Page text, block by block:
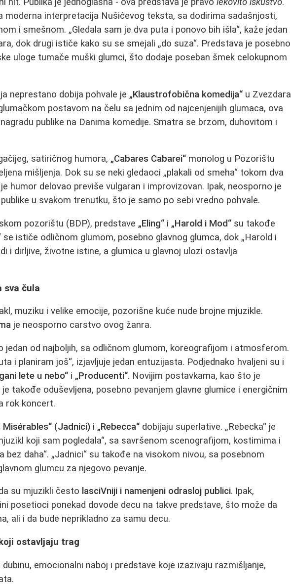
moderna interpretacija Nušićevog teksta, sa dodirima sadašnjosti,
i smešnom. „Gledala sam je dva puta i ponovo bih išla“, kaže jedan
dok drugi ističe kako su se smejali „do suza“. Predstava je posebno
uloge tumače muški glumci, što dodaje poseban šmek celokupnom
neprestano dobija pohvale je „Klaustrofobična komedija“ u Zvezdara
postavom na čelu sa jednim od najcenjenijih glumaca, ova
publike na Danima komedije. Smatra se brzom, duhovitom i
satiričnog humora, „Cabares Cabarei“ monolog u Pozorištu
mišljenja. Dok su se neki gledaoci „plakali od smeha“ tokom dva
humor delovao previše vulgaran i improvizovan. Ipak, neosporno je
u svakom trenutku, što je samo po sebi vredno pohvale.
pozorištu (BDP), predstave „Eling“ i „Harold i Mod“ su takođe
se ističe odličnom glumom, posebno glavnog glumca, dok „Harold i
i dirljive, životne istine, a glumica u glavnoj ulozi ostavlja
sva čula
muziku i velike emocije, pozorišne kuće nude brojne mjuzikle.
je neosporno carstvo ovog žanra.
jedan od najboljih, sa odličnom glumom, koreografijom i atmosferom.
i planiram još“, izjavljuje jedan entuzijasta. Podjednako hvaljeni su i
lete u nebo“ i „Producenti“. Novijim postavkama, kao što je
je takođe oduševljena, posebno pevanjem glavne glumice i energičnim
rok koncert.
Misérables“ (Jadnici) i „Rebecca“ dobijaju superlative. „Rebecka“ je
koji sam pogledala“, sa savršenom scenografijom, kostimima i
bez daha“. „Jadnici“ su takođe na visokom nivou, sa posebnom
glumcu za njegovo pevanje.
su mjuzikli često lasciVniji i namenjeni odrasloj publici. Ipak,
posetioci ponekad dovode decu na takve predstave, što može da
ali i da bude neprikladno za samu decu.
ostavljaju trag
emocionalni naboj i predstave koje izazivaju razmišljanje,